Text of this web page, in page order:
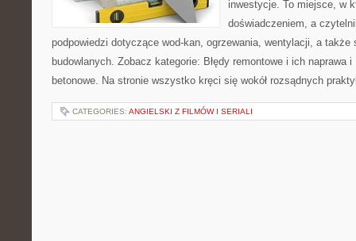
inwestycje. To miejsce, w
doświadczeniem, a
podpowiedzi dotyczące wod-kan, ogrzewania, wentylacji, a także
budowlanych. Zobacz kategorie: Błędy remontowe i ich naprawa
betonowe. Na stronie wszystko kręci się wokół rozsądnych
CATEGORIES: ANGIELSKI Z FILMÓW I SERIALI